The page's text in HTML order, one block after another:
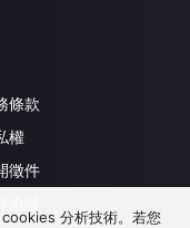
條款
權
徵件
分析技術。若您